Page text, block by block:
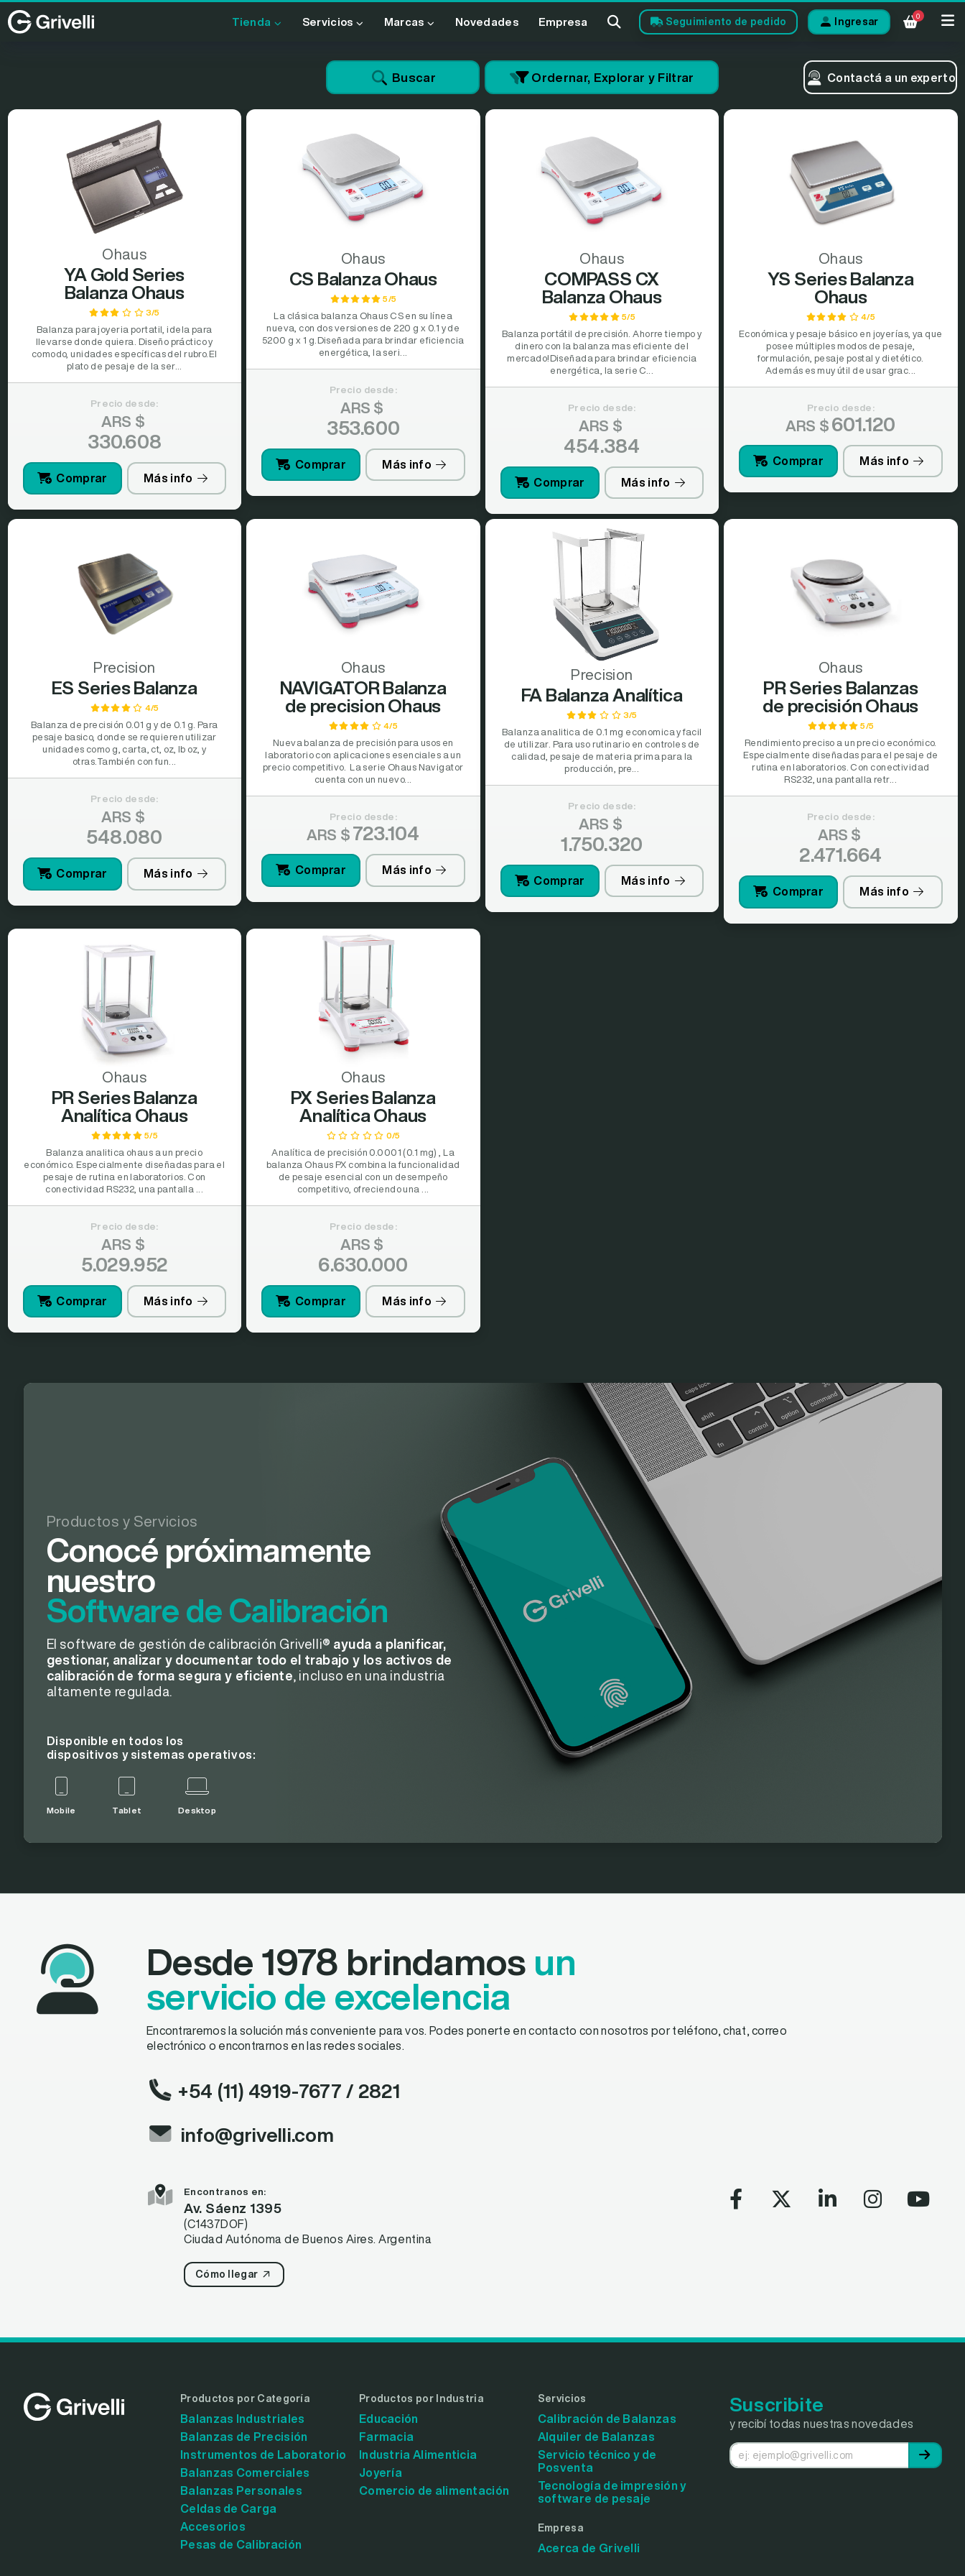
Tienda Servicios Marcas Novedades Empresa Seguimiento de pedido Ingresar
0
Buscar Ordernar, Explorar y Filtrar Contactá a un experto
Ohaus
YA Gold Series
Balanza Ohaus
3/5
Balanza para joyeria portatil, idela para
llevarse donde quiera. Diseño práctico y
comodo, unidades específicas del rubro.El
plato de pesaje de la ser...
Precio desde:
ARS $
330.608
Comprar Más info
Ohaus
CS Balanza Ohaus
5/5
La clásica balanza Ohaus CS en su línea
nueva, con dos versiones de 220 g x 0.1 y de
5200 g x 1 g.Diseñada para brindar eficiencia
energética, la seri...
Precio desde:
ARS $
353.600
Comprar Más info
Ohaus
COMPASS CX
Balanza Ohaus
5/5
Balanza portátil de precisión. Ahorre tiempo y
dinero con la balanza mas eficiente del
mercado!Diseñada para brindar eficiencia
energética, la serie C...
Precio desde:
ARS $
454.384
Comprar Más info
Ohaus
YS Series Balanza
Ohaus
4/5
Económica y pesaje básico en joyerías, ya que
posee múltiples modos de pesaje,
formulación, pesaje postal y dietético.
Además es muy útil de usar grac...
Precio desde:
ARS $ 601.120
Comprar Más info
Precision
ES Series Balanza
4/5
Balanza de precisión 0.01 g y de 0.1 g. Para
pesaje basico, donde se requieren utilizar
unidades como g, carta, ct, oz, lb oz, y
otras.También con fun...
Precio desde:
ARS $
548.080
Comprar Más info
Ohaus
NAVIGATOR Balanza
de precision Ohaus
4/5
Nueva balanza de precisión para usos en
laboratorio con aplicaciones esenciales a un
precio competitivo. La serie Ohaus Navigator
cuenta con un nuevo...
Precio desde:
ARS $ 723.104
Comprar Más info
Precision
FA Balanza Analítica
3/5
Balanza analitica de 0.1 mg economica y facil
de utilizar. Para uso rutinario en controles de
calidad, pesaje de materia prima para la
producción, pre...
Precio desde:
ARS $
1.750.320
Comprar Más info
Ohaus
PR Series Balanzas
de precisión Ohaus
5/5
Rendimiento preciso a un precio económico.
Especialmente diseñadas para el pesaje de
rutina en laboratorios. Con conectividad
RS232, una pantalla retr...
Precio desde:
ARS $
2.471.664
Comprar Más info
Ohaus
PR Series Balanza
Analítica Ohaus
5/5
Balanza analitica ohaus a un precio
económico. Especialmente diseñadas para el
pesaje de rutina en laboratorios. Con
conectividad RS232, una pantalla ...
Precio desde:
ARS $
5.029.952
Comprar Más info
Ohaus
PX Series Balanza
Analítica Ohaus
0/5
Analítica de precisión 0.0001 (0.1 mg) , La
balanza Ohaus PX combina la funcionalidad
de pesaje esencial con un desempeño
competitivo, ofreciendo una ...
Precio desde:
ARS $
6.630.000
Comprar Más info
Productos y Servicios
Conocé próximamente
nuestro
Software de Calibración
El software de gestión de calibración Grivelli® ayuda a planificar,
gestionar, analizar y documentar todo el trabajo y los activos de
calibración de forma segura y eficiente , incluso en una industria
altamente regulada.
Disponible en todos los
dispositivos y sistemas operativos:
Mobile Tablet Desktop
Desde 1978 brindamos un
servicio de excelencia
Encontraremos la solución más conveniente para vos. Podes ponerte en contacto con nosotros por teléfono, chat, correo
electrónico o encontrarnos en las redes sociales.
+54 (11) 4919-7677 / 2821
info@grivelli.com
Encontranos en:
Av. Sáenz 1395
(C1437DOF)
Ciudad Autónoma de Buenos Aires. Argentina
Cómo llegar
Productos por Categoría
Balanzas Industriales
Balanzas de Precisión
Instrumentos de Laboratorio
Balanzas Comerciales
Balanzas Personales
Celdas de Carga
Accesorios
Pesas de Calibración
Productos por Industria
Educación
Farmacia
Industria Alimenticia
Joyería
Comercio de alimentación
Servicios
Calibración de Balanzas
Alquiler de Balanzas
Servicio técnico y de
Posventa
Tecnología de impresión y
software de pesaje
Empresa
Acerca de Grivelli
Suscribite
y recibí todas nuestras novedades